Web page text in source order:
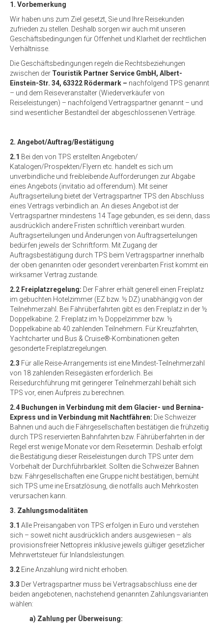
1. Vorbemerkung
Wir haben uns zum Ziel gesetzt, Sie und Ihre Reisekunden
zufrieden zu stellen. Deshalb sorgen wir auch mit unseren
Geschäftsbedingungen für Offenheit und Klarheit der rechtlichen
Verhältnisse.
Die Geschäftsbedingungen regeln die Rechtsbeziehungen
zwischen der Touristik Partner Service GmbH, Albert-
Einstein-Str. 34, 63322 Rödermark – nachfolgend TPS genannt
– und dem Reiseveranstalter (Wiederverkäufer von
Reiseleistungen) – nachfolgend Vertragspartner genannt – und
sind wesentlicher Bestandteil der abgeschlossenen Verträge.
2. Angebot/Auftrag/Bestätigung
2.1 Bei den von TPS erstellten Angeboten/
Katalogen/Prospekten/Flyern etc. handelt es sich um
unverbindliche und freibleibende Aufforderungen zur Abgabe
eines Angebots (invitatio ad offerendum). Mit seiner
Auftragserteilung bietet der Vertragspartner TPS den Abschluss
eines Vertrags verbindlich an. An dieses Angebot ist der
Vertragspartner mindestens 14 Tage gebunden, es sei denn, dass
ausdrücklich andere Fristen schriftlich vereinbart wurden.
Auftragserteilungen und Änderungen von Auftragserteilungen
bedürfen jeweils der Schriftform. Mit Zugang der
Auftragsbestätigung durch TPS beim Vertragspartner innerhalb
der oben genannten oder gesondert vereinbarten Frist kommt ein
wirksamer Vertrag zustande.
2.2 Freiplatzregelung: Der Fahrer erhält generell einen Freiplatz
im gebuchten Hotelzimmer (EZ bzw. ½ DZ) unabhängig von der
Teilnehmerzahl. Bei Fährüberfahrten gibt es den Freiplatz in der ½
Doppelkabine. 2. Freiplatz im ½ Doppelzimmer bzw. ½
Doppelkabine ab 40 zahlenden Teilnehmern. Für Kreuzfahrten,
Yachtcharter und Bus & Cruise®-Kombinationen gelten
gesonderte Freiplatzregelungen.
2.3 Für alle Reise-Arrangements ist eine Mindest-Teilnehmerzahl
von 18 zahlenden Reisegästen erforderlich. Bei
Reisedurchführung mit geringerer Teilnehmerzahl behält sich
TPS vor, einen Aufpreis zu berechnen.
2.4 Buchungen in Verbindung mit dem Glacier- und Bernina-
Express und in Verbindung mit Nachtfähren: Die Schweizer
Bahnen und auch die Fährgesellschaften bestätigen die frühzeitig
durch TPS reservierten Bahnfahrten bzw. Fährüberfahrten in der
Regel erst wenige Monate vor dem Reisetermin. Deshalb erfolgt
die Bestätigung dieser Reiseleistungen durch TPS unter dem
Vorbehalt der Durchführbarkleit. Sollten die Schweizer Bahnen
bzw. Fährgesellschaften eine Gruppe nicht bestätigen, bemüht
sich TPS ume ine Ersatzlösung, die notfalls auch Mehrkosten
verursachen kann.
3. Zahlungsmodalitäten
3.1 Alle Preisangaben von TPS erfolgen in Euro und verstehen
sich – soweit nicht ausdrücklich anders ausgewiesen – als
provisionsfreier Nettopreis inklusive jeweils gültiger gesetzlicher
Mehrwertsteuer für Inlandsleistungen.
3.2 Eine Anzahlung wird nicht erhoben.
3.3 Der Vertragspartner muss bei Vertragsabschluss eine der
beiden angebotenen, nachstehend genannten Zahlungsvarianten
wählen:
a) Zahlung per Überweisung: